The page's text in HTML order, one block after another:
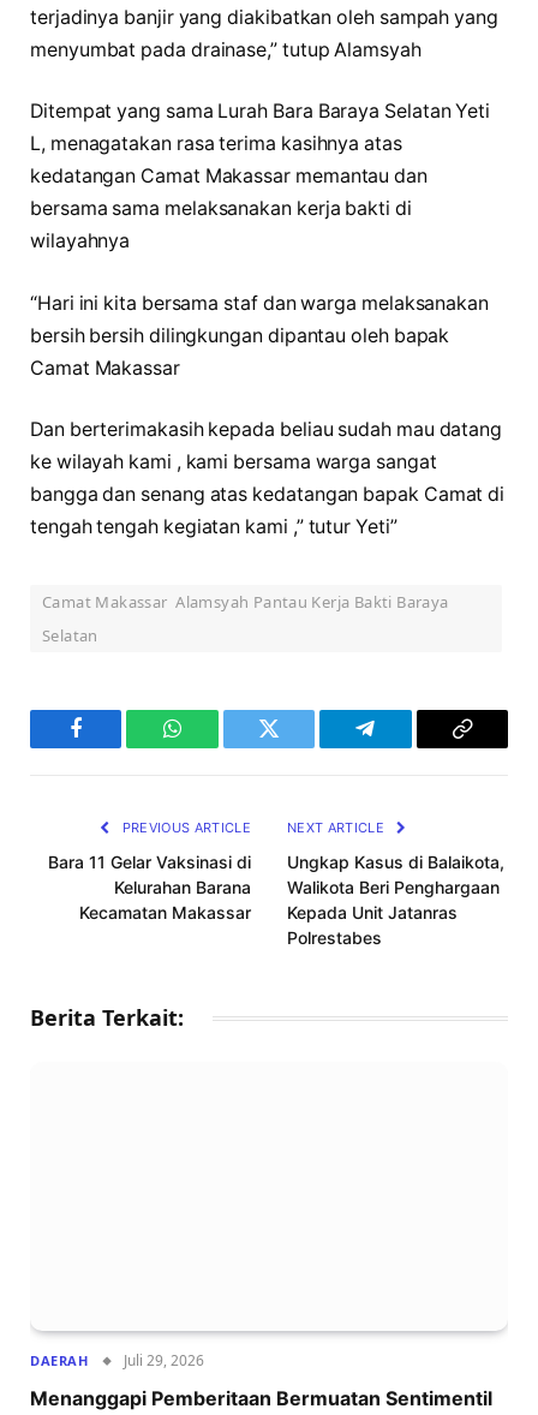
terjadinya banjir yang diakibatkan oleh sampah yang
menyumbat pada drainase,” tutup Alamsyah
Ditempat yang sama Lurah Bara Baraya Selatan Yeti
L, menagatakan rasa terima kasihnya atas
kedatangan Camat Makassar memantau dan
bersama sama melaksanakan kerja bakti di
wilayahnya
“Hari ini kita bersama staf dan warga melaksanakan
bersih bersih dilingkungan dipantau oleh bapak
Camat Makassar
Dan berterimakasih kepada beliau sudah mau datang
ke wilayah kami , kami bersama warga sangat
bangga dan senang atas kedatangan bapak Camat di
tengah tengah kegiatan kami ,” tutur Yeti”
Camat Makassar Alamsyah Pantau Kerja Bakti Baraya
Selatan
Facebook WhatsAppTwitter Telegram
Copy
PREVIOUS ARTICLE
Bara 11 Gelar Vaksinasi di
Kelurahan Barana
Kecamatan Makassar
NEXT ARTICLE
Ungkap Kasus di Balaikota,
Walikota Beri Penghargaan
Kepada Unit Jatanras
Polrestabes
Berita Terkait:
DAERAH Juli 29, 2026
Menanggapi Pemberitaan Bermuatan Sentimentil